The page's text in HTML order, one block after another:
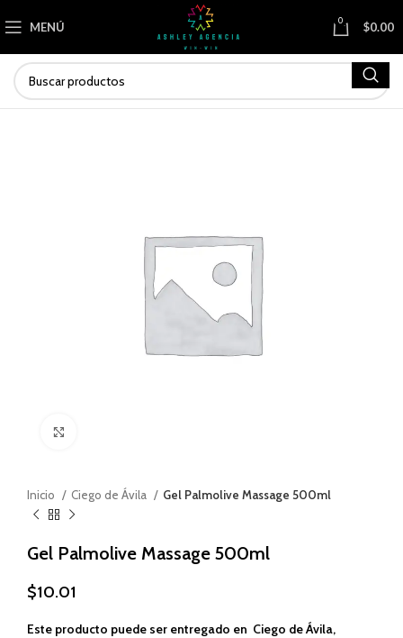
MENÚ 0 $0.00
Inicio Ciego de Ávila Gel Palmolive Massage 500ml
Gel Palmolive Massage 500ml
$10.01
Este producto puede ser entregado en Ciego de Ávila,